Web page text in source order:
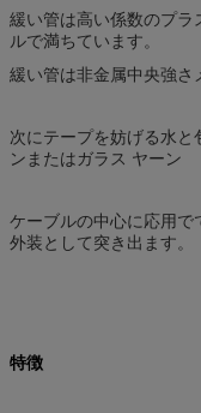
緩い管は高い係数のプラ
ルで満ちています。
緩い管は非金属中央強さ
次にテープを妨げる水
ンまたはガラス ヤーン
ケーブルの中心に応用
外装として突き出ます。
特徴